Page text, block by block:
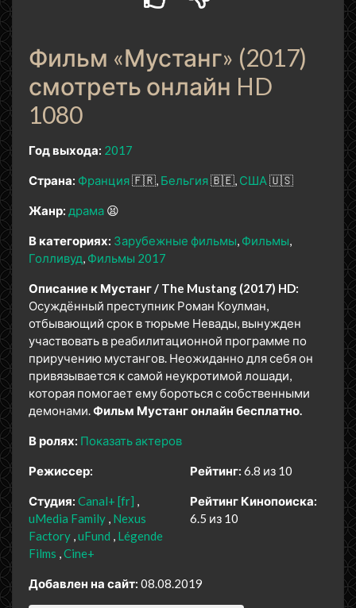
Фильм «Мустанг» (2017)
смотреть онлайн HD
1080
Год выхода: 2017
Страна: Франция🇫🇷 Бельгия🇧🇪 США 🇺🇸
Жанр: драма 😫
В категориях: Зарубежные фильмы Фильмы
Голливуд Фильмы 2017
Описание к Мустанг / The Mustang (2017) HD:
Осуждённый преступник Роман Коулман,
отбывающий срок в тюрьме Невады, вынужден
участвовать в реабилитационной программе по
приручению мустангов. Неожиданно для себя он
привязывается к самой неукротимой лошади,
которая помогает ему бороться с собственными
демонами. Фильм Мустанг онлайн бесплатно.
В ролях: Показать актеров
Режиссер:
Студия: Canal+ [fr]
uMedia Family Nexus
Factory uFund
Légende
Films Cine+
Рейтинг: 6.8 из 10
Рейтинг Кинопоиска:
6.5 из 10
Добавлен на сайт: 08.08.2019